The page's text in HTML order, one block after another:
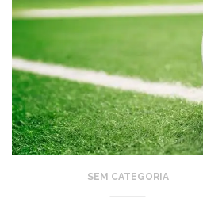
SEM CATEGORIA